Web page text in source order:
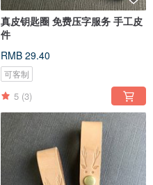
真皮钥匙圈 免费压字服务 手工皮
件
RMB 29.40
可客制
5 (3)